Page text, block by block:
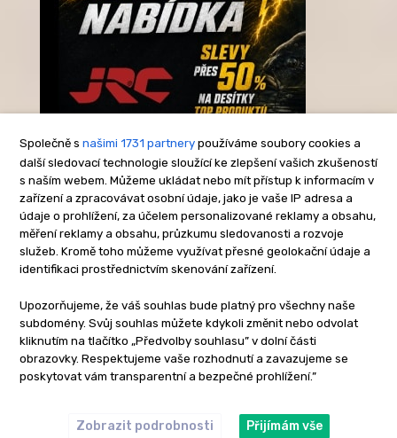
Společně s našimi 1731 partnery používáme soubory cookies a
další sledovací technologie sloužící ke zlepšení vašich zkušeností
s naším webem. Můžeme ukládat nebo mít přístup k informacím v
zařízení a zpracovávat osobní údaje, jako je vaše IP adresa a
údaje o prohlížení, za účelem personalizované reklamy a obsahu,
měření reklamy a obsahu, průzkumu sledovanosti a rozvoje
služeb. Kromě toho můžeme využívat přesné geolokační údaje a
identifikaci prostřednictvím skenování zařízení.
Upozorňujeme, že váš souhlas bude platný pro všechny naše
subdomény. Svůj souhlas můžete kdykoli změnit nebo odvolat
kliknutím na tlačítko „Předvolby souhlasu” v dolní části
obrazovky. Respektujeme vaše rozhodnutí a zavazujeme se
poskytovat vám transparentní a bezpečné prohlížení.”
Zobrazit podrobnosti Přijímám vše
-Reklama-